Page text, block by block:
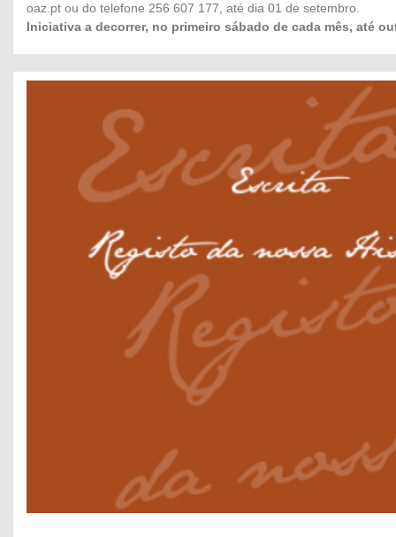
oaz.pt ou do telefone 256 607 177, até dia 01 de setembro.
Iniciativa a decorrer, no primeiro sábado de cada mês, até